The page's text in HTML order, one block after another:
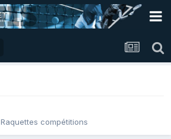
Raquettes compétitions